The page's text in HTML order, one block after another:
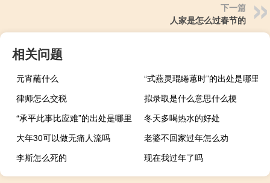
下一篇
人家是怎么过春节的
相关问题
元宵蘸什么
“式燕灵琨睠蕙时”的出处是哪里
律师怎么交税
拟录取是什么意思什么梗
“承平此事比应难”的出处是哪里
冬天多喝热水的好处
大年30可以做无痛人流吗
老婆不回家过年怎么劝
李斯怎么死的
现在我过年了吗